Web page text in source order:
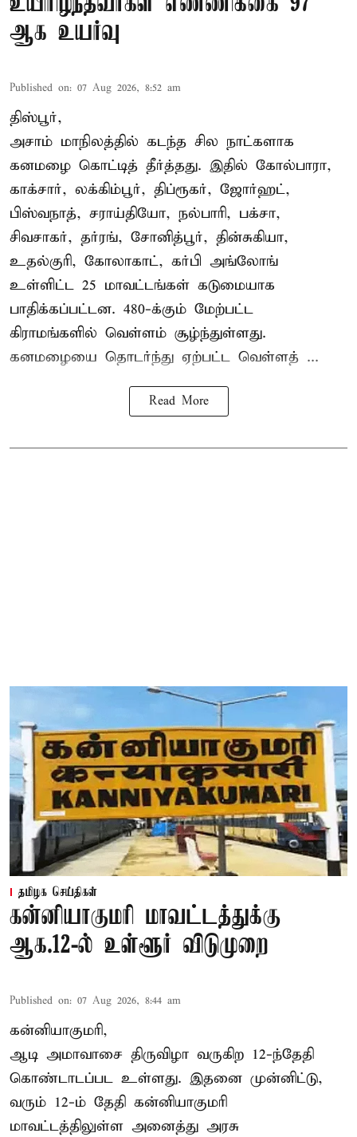
ஆக உயர்வு
Published on: 07 Aug 2026, 8:52 am
திஸ்பூர்,
அசாம் மாநிலத்தில் கடந்த சில நாட்களாக
கனமழை கொட்டித் தீர்த்தது. இதில் கோல்பாரா,
காக்சார், லக்கிம்பூர், திப்ரூகர், ஜோர்ஹட்,
பிஸ்வநாத், சராய்தியோ, நல்பாரி, பக்சா,
சிவசாகர், தர்ரங், சோனித்பூர், தின்சுகியா,
உதல்குரி, கோலாகாட், கர்பி அங்லோங்
உள்ளிட்ட 25 மாவட்டங்கள் கடுமையாக
பாதிக்கப்பட்டன. 480-க்கும் மேற்பட்ட
கிராமங்களில் வெள்ளம் சூழ்ந்துள்ளது.
கனமழையை தொடர்ந்து ஏற்பட்ட வெள்ளத் ...
Read More
தமிழக செய்திகள்
கன்னியாகுமரி மாவட்டத்துக்கு
ஆக.12-ல் உள்ளூர் விடுமுறை
Published on: 07 Aug 2026, 8:44 am
கன்னியாகுமரி,
ஆடி அமாவாசை திருவிழா வருகிற 12-ந்தேதி
கொண்டாடப்பட உள்ளது. இதனை முன்னிட்டு,
வரும் 12-ம் தேதி கன்னியாகுமரி
மாவட்டத்திலுள்ள அனைத்து அரசு